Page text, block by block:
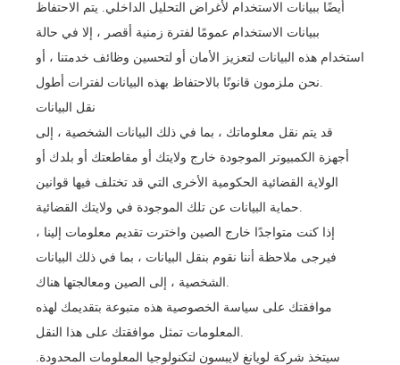
أيضًا ببيانات الاستخدام لأغراض التحليل الداخلي. يتم الاحتفاظ
ببيانات الاستخدام عمومًا لفترة زمنية أقصر ، إلا في حالة
استخدام هذه البيانات لتعزيز الأمان أو لتحسين وظائف خدمتنا ، أو
نحن ملزمون قانونًا بالاحتفاظ بهذه البيانات لفترات أطول.
نقل البيانات
قد يتم نقل معلوماتك ، بما في ذلك البيانات الشخصية ، إلى
أجهزة الكمبيوتر الموجودة خارج ولايتك أو مقاطعتك أو بلدك أو
الولاية القضائية الحكومية الأخرى التي قد تختلف فيها قوانين
حماية البيانات عن تلك الموجودة في ولايتك القضائية.
إذا كنت متواجدًا خارج الصين واخترت تقديم معلومات إلينا ،
فيرجى ملاحظة أننا نقوم بنقل البيانات ، بما في ذلك البيانات
الشخصية ، إلى الصين ومعالجتها هناك.
موافقتك على سياسة الخصوصية هذه متبوعة بتقديمك لهذه
المعلومات تمثل موافقتك على هذا النقل.
سيتخذ شركة لويانغ لايبسون لتكنولوجيا المعلومات المحدودة.